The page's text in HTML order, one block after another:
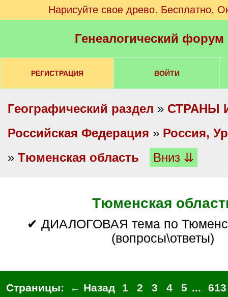
Нарисуйте свое древо. Бесплатно.
Генеалогический
РЕГИСТРАЦИЯ ВОЙТИ
Географический раздел » СТРАНЫ
Российская Федерация » Россия,
» Тюменская область Вниз ⇊
Тюменская
✔ ДИАЛОГОВАЯ тема по Тюменской области
(вопросы\ответы)
Страницы: ← Назад 1 2 3 4 5 ...
613